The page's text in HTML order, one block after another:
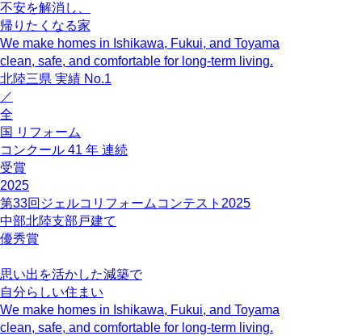
不安を解消し、
帰りたくなる家
We make homes in Ishikawa, Fukui, and Toyama
clean, safe, and comfortable for long-term living.
北陸三県 実績 No.1
／
全
国 リフォーム
コンクール 41 年 連続
受賞
2025
第33回ジェルコリフォームコンテスト2025
中部北陸支部戸建て
優秀賞
思い出を活かした減築で
自分らしい住まい
We make homes in Ishikawa, Fukui, and Toyama
clean, safe, and comfortable for long-term living.